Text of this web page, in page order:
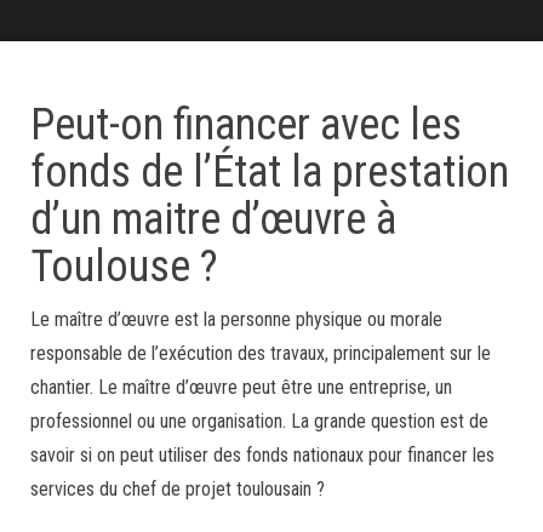
Peut-on financer avec les
fonds de l’État la prestation
d’un maitre d’œuvre à
Toulouse ?
Le maître d’œuvre est la personne physique ou morale
responsable de l’exécution des travaux, principalement sur le
chantier. Le maître d’œuvre peut être une entreprise, un
professionnel ou une organisation. La grande question est de
savoir si on peut utiliser des fonds nationaux pour financer les
services du chef de projet toulousain ?